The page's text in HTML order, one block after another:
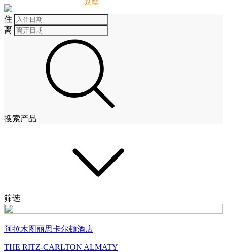
住
离
搜索产品
筛选
阿拉木图丽思卡尔顿酒店
THE RITZ-CARLTON ALMATY